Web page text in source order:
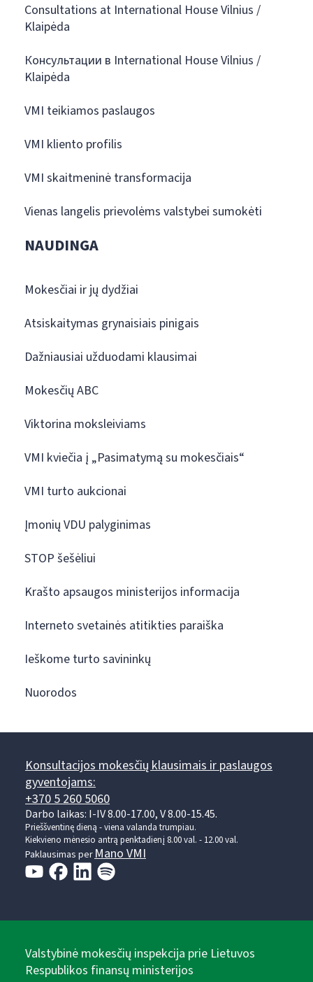
Consultations at International House Vilnius /
Klaipėda
Консультации в International House Vilnius /
Klaipėda
VMI teikiamos paslaugos
VMI kliento profilis
VMI skaitmeninė transformacija
Vienas langelis prievolėms valstybei sumokėti
NAUDINGA
Mokesčiai ir jų dydžiai
Atsiskaitymas grynaisiais pinigais
Dažniausiai užduodami klausimai
Mokesčių ABC
Viktorina moksleiviams
VMI kviečia į „Pasimatymą su mokesčiais“
VMI turto aukcionai
Įmonių VDU palyginimas
STOP šešėliui
Krašto apsaugos ministerijos informacija
Interneto svetainės atitikties paraiška
Ieškome turto savininkų
Nuorodos
Konsultacijos mokesčių klausimais ir paslaugos
gyventojams:
+370 5 260 5060
Darbo laikas: I-IV 8.00-17.00, V 8.00-15.45.
Prieššventinę dieną - viena valanda trumpiau.
Kiekvieno mėnesio antrą penktadienį 8.00 val. - 12.00 val.
Paklausimas per Mano VMI
Valstybinė mokesčių inspekcija prie Lietuvos
Respublikos finansų ministerijos